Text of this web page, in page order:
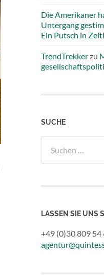
Die Amerikaner
Untergang
Ein Putsch in
TrendTrekkerzu
SUCHE
nach:
LASSEN SIE UNS
+49 (0)30 809 54